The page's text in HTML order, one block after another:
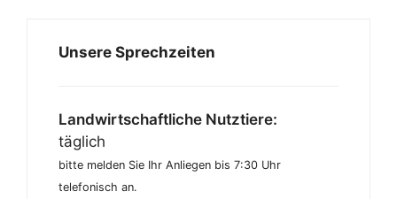
Unsere Sprechzeiten
Landwirtschaftliche Nutztiere:
täglich
bitte melden Sie Ihr Anliegen bis 7:30 Uhr
telefonisch an.